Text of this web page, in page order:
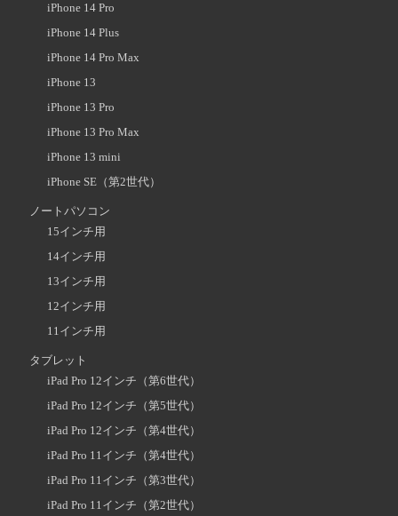
iPhone 14 Pro
iPhone 14 Plus
iPhone 14 Pro Max
iPhone 13
iPhone 13 Pro
iPhone 13 Pro Max
iPhone 13 mini
iPhone SE（第2世代）
ノートパソコン
15インチ用
14インチ用
13インチ用
12インチ用
11インチ用
タブレット
iPad Pro 12インチ（第6世代）
iPad Pro 12インチ（第5世代）
iPad Pro 12インチ（第4世代）
iPad Pro 11インチ（第4世代）
iPad Pro 11インチ（第3世代）
iPad Pro 11インチ（第2世代）